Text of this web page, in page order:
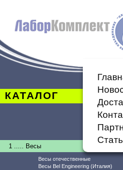
КАТАЛОГ
1 ..... Весы
Весы отечественные
Весы Bel Engineering (Италия)